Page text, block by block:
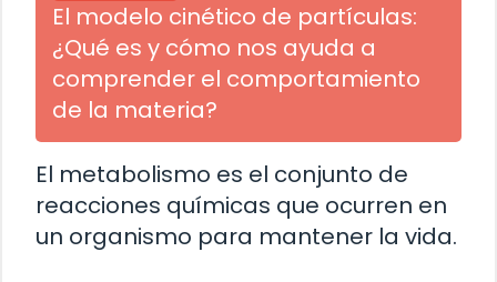
El modelo cinético de partículas:
¿Qué es y cómo nos ayuda a
comprender el comportamiento
de la materia?
El metabolismo es el conjunto de
reacciones químicas que ocurren en
un organismo para mantener la vida.